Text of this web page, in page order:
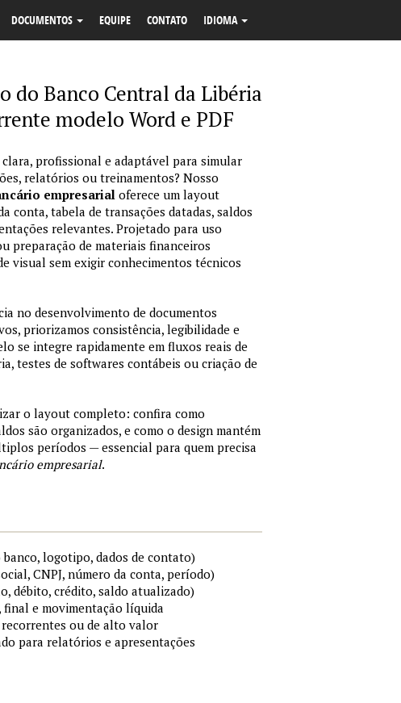
DOCUMENTOS EQUIPE CONTATO IDIOMA
do Banco Central da Libéria
modelo Word e PDF
profissional e adaptável para simular
relatórios ou treinamentos? Nosso
empresarialoferece um layout
conta, tabela de transações datadas, saldos
relevantes. Projetado para uso
preparação de materiais financeiros
visual sem exigir conhecimentos técnicos
no desenvolvimento de documentos
priorizamos consistência, legibilidade e
se integre rapidamente em fluxos reais de
testes de softwares contábeis ou criação de
o layout completo: confira como
são organizados, e como o design mantém
períodos — essencial para quem precisa
empresarial.
logotipo, dados de contato)
CNPJ, número da conta, período)
débito, crédito, saldo atualizado)
final e movimentação líquida
ou de alto valor
para relatórios e apresentações